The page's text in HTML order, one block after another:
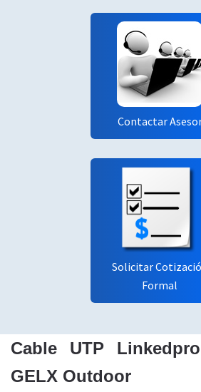
Contactar
Solicitar
Formal
Cable UTP Linkedpro
GELX Outdoor